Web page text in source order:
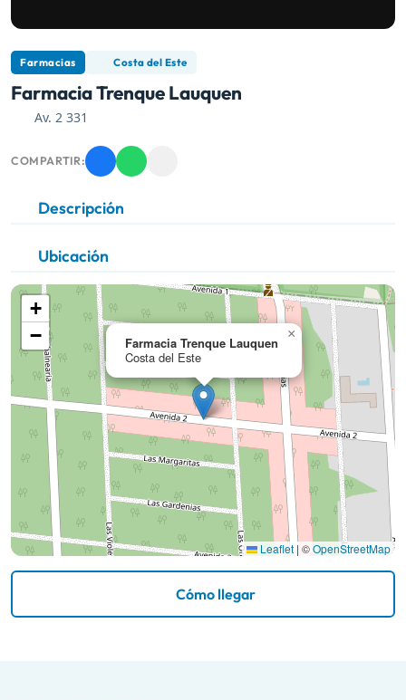
Farmacias Costa del Este
Farmacia Trenque Lauquen
Av. 2 331
COMPARTIR:
Descripción
Ubicación
Farmacia Trenque Lauquen
Costa del Este
×
+
−
Leaflet | ©OpenStreetMap
Cómo llegar